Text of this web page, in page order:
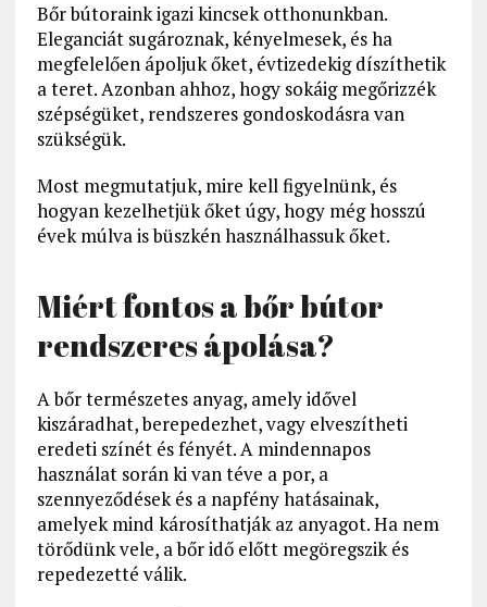
Bőr bútoraink igazi kincsek otthonunkban.
Eleganciát sugároznak, kényelmesek, és ha
megfelelően ápoljuk őket, évtizedekig díszíthetik
a teret. Azonban ahhoz, hogy sokáig megőrizzék
szépségüket, rendszeres gondoskodásra van
szükségük.
Most megmutatjuk, mire kell figyelnünk, és
hogyan kezelhetjük őket úgy, hogy még hosszú
évek múlva is büszkén használhassuk őket.
Miért fontos a bőr bútor
rendszeres ápolása?
A bőr természetes anyag, amely idővel
kiszáradhat, berepedezhet, vagy elveszítheti
eredeti színét és fényét. A mindennapos
használat során ki van téve a por, a
szennyeződések és a napfény hatásainak,
amelyek mind károsíthatják az anyagot. Ha nem
törődünk vele, a bőr idő előtt megöregszik és
repedezetté válik.